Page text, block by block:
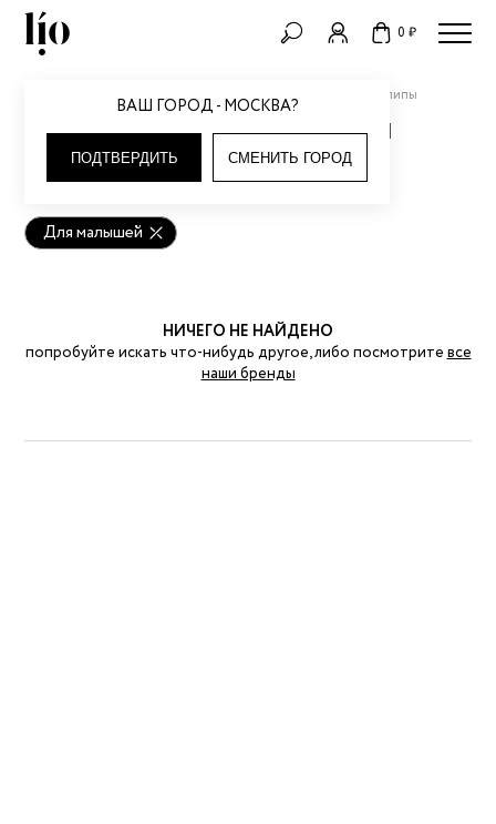
0 ₽
ВАШ ГОРОД - МОСКВА?
ПОДТВЕРДИТЬ СМЕНИТЬ ГОРОД
Детское Одежда для детей Комбинезоны и слипы
КОМБИНЕЗОНЫ И СЛИПЫ
Для малышей
НИЧЕГО НЕ НАЙДЕНО
попробуйте искать что-нибудь другое, либо посмотритевсе
наши бренды